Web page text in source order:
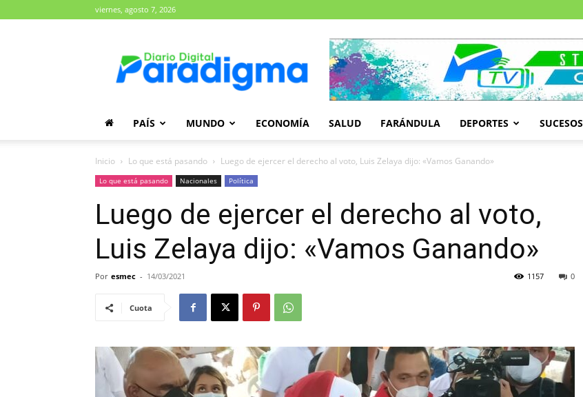
viernes, agosto 7, 2026
Paradigma
PAÍS MUNDO ECONOMÍA SALUD FARÁNDULA DEPORTES SUCESOS
Inicio Lo que está pasando Luego de ejercer el derecho al voto, Luis Zelaya dijo: «Vamos Ganando»
Lo que está pasando Nacionales Política
Luego de ejercer el derecho al voto,
Luis Zelaya dijo: «Vamos Ganando»
Por esmec - 14/03/2021 0
1157
Cuota